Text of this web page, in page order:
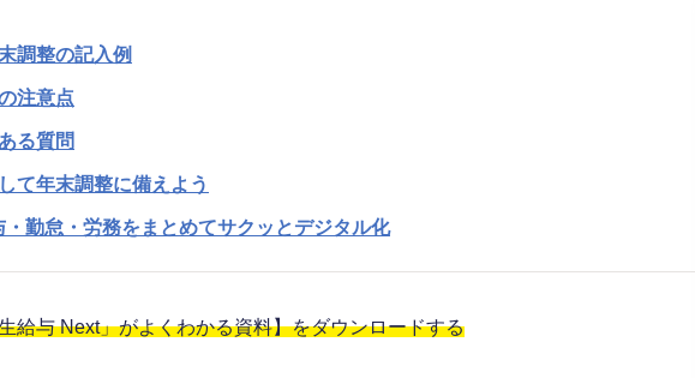
調整の記入例
注意点
る質問
て年末調整に備えよう
・勤怠・労務をまとめてサクッとデジタル化
給与 Next」がよくわかる資料】をダウンロードする